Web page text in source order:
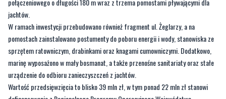
sprzętem ratowniczym, drabinkami oraz knagami cumowniczymi. Dodatkowo,
marinę wyposażono w mały bosmanat, a także przenośne sanitariaty oraz stałe
urządzenie do odbioru zanieczyszczeń z jachtów.
Wartość przedsięwzięcia to blisko 39 mln zł, w tym ponad 22 mln zł stanowi
dofinansowanie z Regionalnego Programu Operacyjnego Województwa
Pomorskiego na lata 2014-2020. .